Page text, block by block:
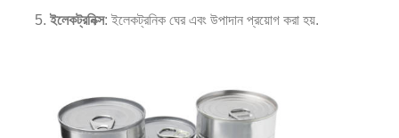
ইলেকট্রনিক্স: ইলেকট্রনিক ঘের এবং উপাদান প্রয়োগ করা হয়.